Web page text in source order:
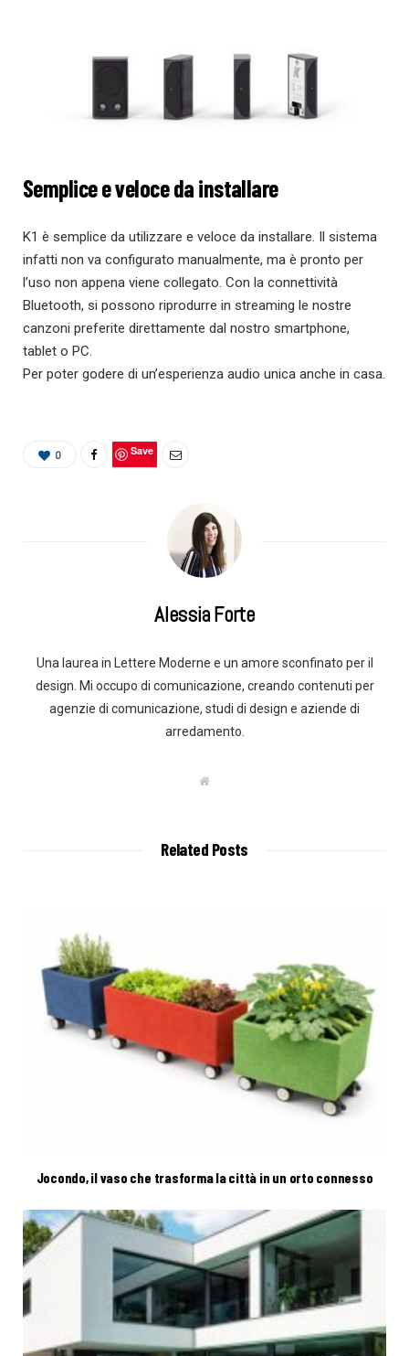
Semplice e veloce da installare
K1 è semplice da utilizzare e veloce da installare. Il sistema
infatti non va configurato manualmente, ma è pronto per
l’uso non appena viene collegato. Con la connettività
Bluetooth, si possono riprodurre in streaming le nostre
canzoni preferite direttamente dal nostro smartphone,
tablet o PC.
Per poter godere di un’esperienza audio unica anche in casa.
0 Save
Alessia Forte
Una laurea in Lettere Moderne e un amore sconfinato per il
design. Mi occupo di comunicazione, creando contenuti per
agenzie di comunicazione, studi di design e aziende di
arredamento.
W
Related Posts
Jocondo, il vaso che trasforma la città in un orto connesso